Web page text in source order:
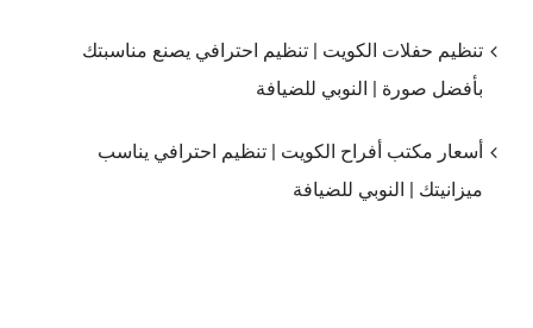
تنظيم حفلات الكويت | تنظيم احترافي يصنع مناسبتك
بأفضل صورة | النوبي للضيافة
أسعار مكتب أفراح الكويت | تنظيم احترافي يناسب
ميزانيتك | النوبي للضيافة